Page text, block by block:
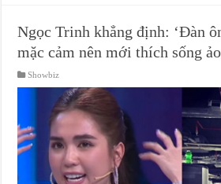
Ngọc Trinh khẳng định: ‘Đàn
mặc cảm nên mới thích sống
Showbiz